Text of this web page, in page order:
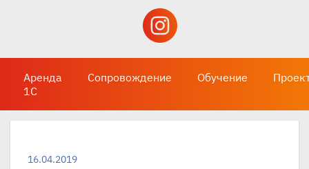
Аренда
1С
Сопровождение Обучение
16.04.2019